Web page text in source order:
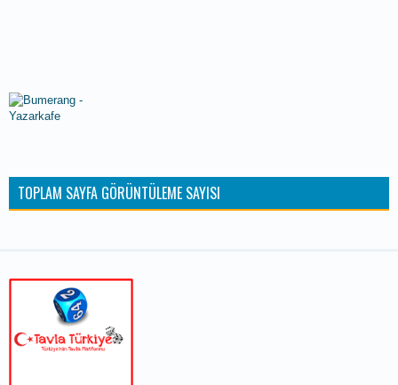
TOPLAM SAYFA GÖRÜNTÜLEME SAYISI